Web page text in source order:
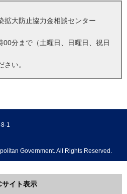
拡大防止協力金相談センター
分まで（土曜日、日曜日、祝日
い。
1
Government. All Rights Reserved.
サイト表示